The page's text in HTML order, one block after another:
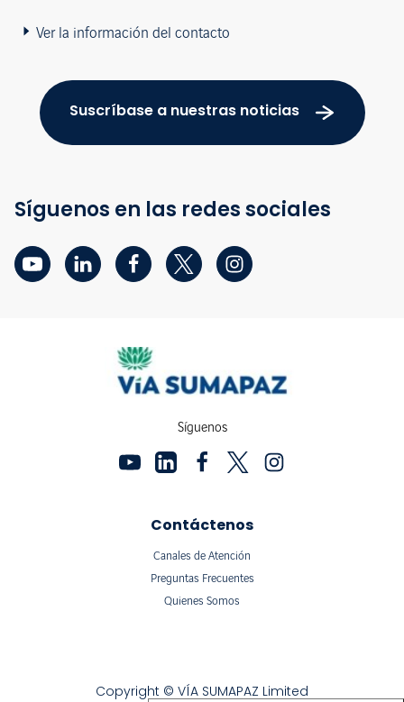
Ver la información del contacto
Suscríbase a nuestras noticias
Síguenos en las redes sociales
Síguenos
Contáctenos
Canales de Atención
Preguntas Frecuentes
Quienes Somos
Copyright © VÍA SUMAPAZ Limited